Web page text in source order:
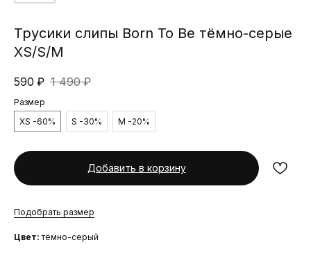
Трусики слипы Born To Be тёмно-серые
XS/S/M
590 ₽ 1 490 ₽
Размер
XS -60%
S -30% M -20%
Добавить в корзину
Подобрать размер
Цвет: тёмно-серый